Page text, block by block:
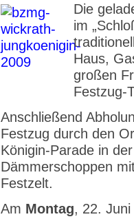
Die
im
Haus,
großen
Festzug-
Anschließend
Festzug durch den
Königin-Parade in
Dämmerschoppen
Festzelt.
Am Montag, 22.